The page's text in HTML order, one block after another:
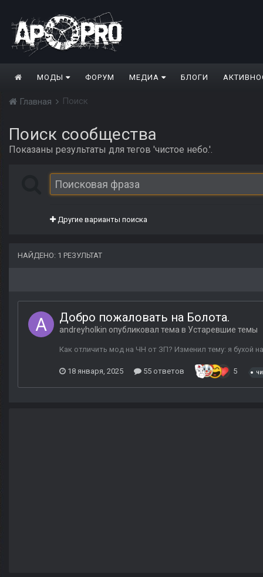
МОДЫ ФОРУМ МЕДИА БЛОГИ
Главная Поиск
Поиск сообщества
Показаны результаты для тегов 'чистое небо.'.
Другие варианты поиска
НАЙДЕНО: 1 РЕЗУЛЬТАТ
Добро пожаловать на Болота.
andreyholkin опубликовал тема в Устаревшие темы
Как отличить мод на ЧН от ЗП? Изменил тему: я бухой
18 января, 2025 55 ответов 5